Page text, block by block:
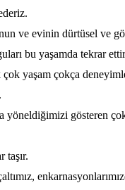
ve evinin dürtüsel ve
bu yaşamda tekrar
yaşam çokça
gösteren
taşır.